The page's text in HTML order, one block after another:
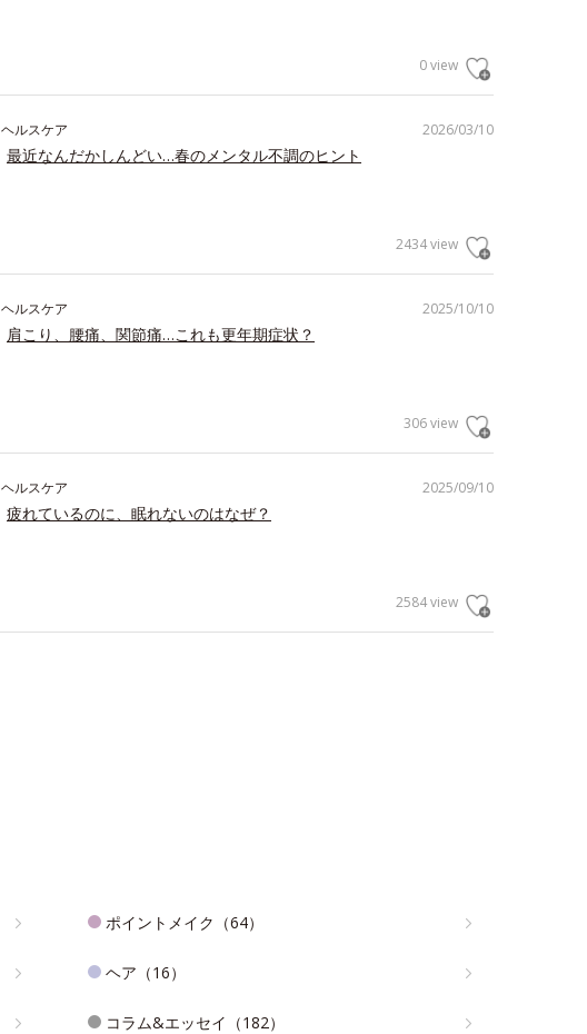
0 view
2026/03/10
ヘルスケア
最近なんだかしんどい…春のメンタル不調のヒント
2434 view
2025/10/10
ヘルスケア
肩こり、腰痛、関節痛…これも更年期症状？
306 view
2025/09/10
ヘルスケア
疲れているのに、眠れないのはなぜ？
2584 view
ポイントメイク（64）
ヘア（16）
コラム&エッセイ（182）